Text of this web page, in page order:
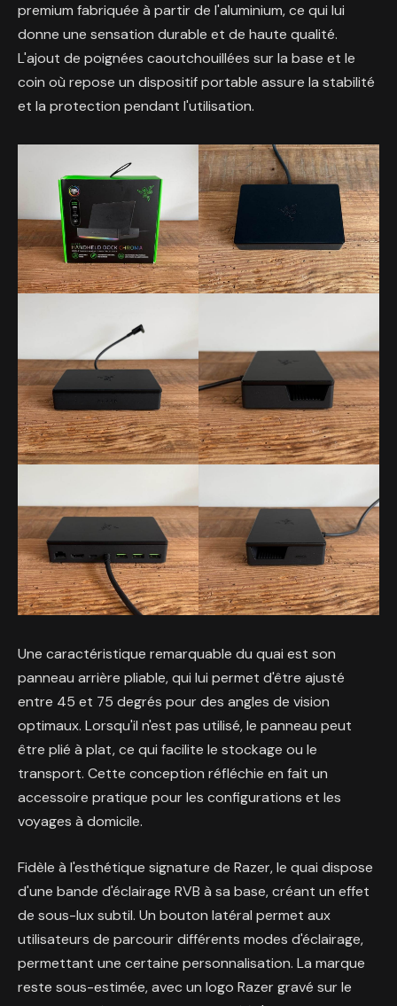
premium fabriquée à partir de l'aluminium, ce qui lui
donne une sensation durable et de haute qualité.
L'ajout de poignées caoutchouillées sur la base et le
coin où repose un dispositif portable assure la stabilité
et la protection pendant l'utilisation.
Une caractéristique remarquable du quai est son
panneau arrière pliable, qui lui permet d'être ajusté
entre 45 et 75 degrés pour des angles de vision
optimaux. Lorsqu'il n'est pas utilisé, le panneau peut
être plié à plat, ce qui facilite le stockage ou le
transport. Cette conception réfléchie en fait un
accessoire pratique pour les configurations et les
voyages à domicile.
Fidèle à l'esthétique signature de Razer, le quai dispose
d'une bande d'éclairage RVB à sa base, créant un effet
de sous-lux subtil. Un bouton latéral permet aux
utilisateurs de parcourir différents modes d'éclairage,
permettant une certaine personnalisation. La marque
reste sous-estimée, avec un logo Razer gravé sur le